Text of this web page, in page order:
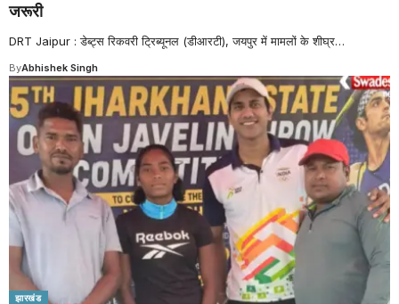
जरूरी
DRT Jaipur : डेब्ट्स रिकवरी ट्रिब्यूनल (डीआरटी), जयपुर में मामलों के शीघ्र…
ByAbhishek Singh
झारखंड